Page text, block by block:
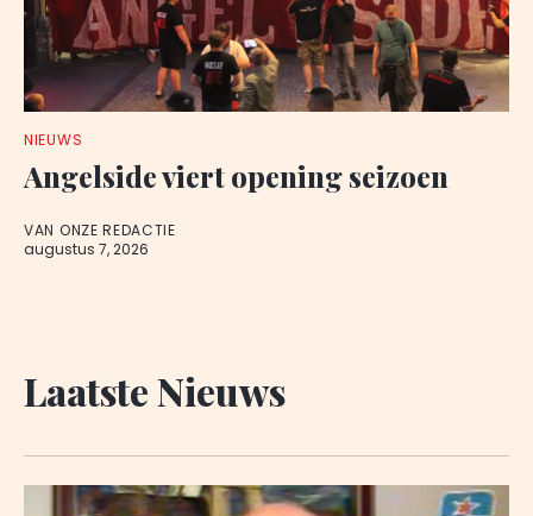
NIEUWS
Angelside viert opening seizoen
VAN ONZE REDACTIE
augustus 7, 2026
Laatste Nieuws